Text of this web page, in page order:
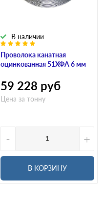
Проволока канатная
оцинкованная 51ХФА 6 мм
В наличии
59 228 руб
Цена за тонну
- +
В КОРЗИНУ